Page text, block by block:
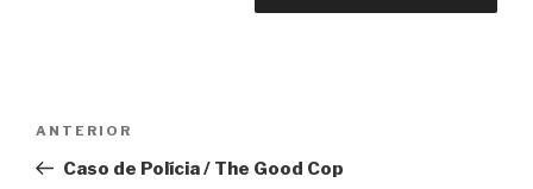
Anterior
ANTERIOR
Caso de Polícia / The Good Cop